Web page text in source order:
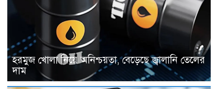
হরমুজ খোলা নিয়ে অনিশ্চয়তা, বেড়েছে জ্বালানি তেলের
দাম